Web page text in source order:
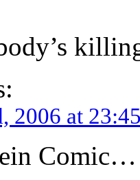
2006 at
Comic…